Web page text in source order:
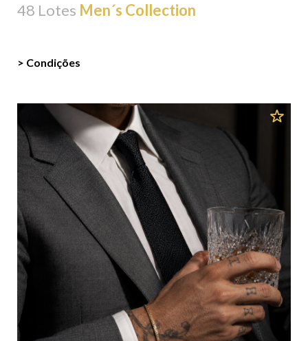
48 Lotes Men´s Collection
> Condições